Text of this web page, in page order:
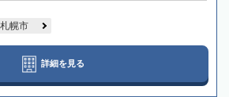
札幌市
詳細を見る